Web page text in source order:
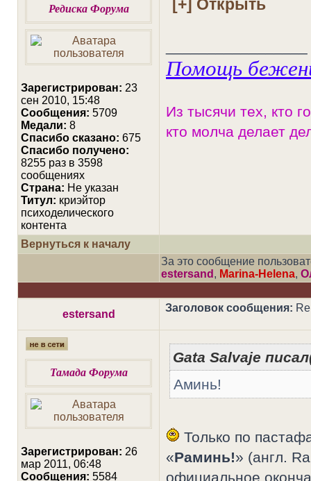
Редиска Форума
Зарегистрирован: 23
сен 2010, 15:48
Сообщения: 5709
Медали: 8
Cпасибо сказано: 675
Спасибо получено:
8255 раз в 3598
сообщениях
Страна: Не указан
Титул: криэйтор
психоделического
контента
Помощь
Из тысячи тех, кто
кто молча делает
Вернуться к началу
За это сообщение
estersand , Marina-Helena,
estersand
Заголовок сообщения:
Тамада Форума
Зарегистрирован: 26
мар 2011, 06:48
Сообщения: 5584
Gata Salvaje
Аминь!
Только по
«Раминь!» (англ.
официальное